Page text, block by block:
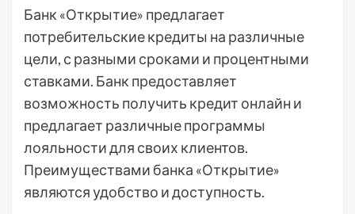
Банк «Открытие» предлагает
потребительские кредиты на различные
цели, с разными сроками и процентными
ставками. Банк предоставляет
возможность получить кредит онлайн и
предлагает различные программы
лояльности для своих клиентов.
Преимуществами банка «Открытие»
являются удобство и доступность.